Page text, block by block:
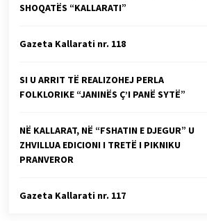
Faksimilet e një 83 vjetori lufte:
04/10/2025
Gazeta Kallarati nr. 114
06/02/2025
SHOQATËS “KALLARATI”
Gazeta Kallarati nr. 118
SI U ARRIT TË REALIZOHEJ PERLA
FOLKLORIKE “JANINËS Ç’I PANË SYTË”
NË KALLARAT, NË “FSHATIN E DJEGUR” U
ZHVILLUA EDICIONI I TRETË I PIKNIKU
PRANVEROR
Gazeta Kallarati nr. 117